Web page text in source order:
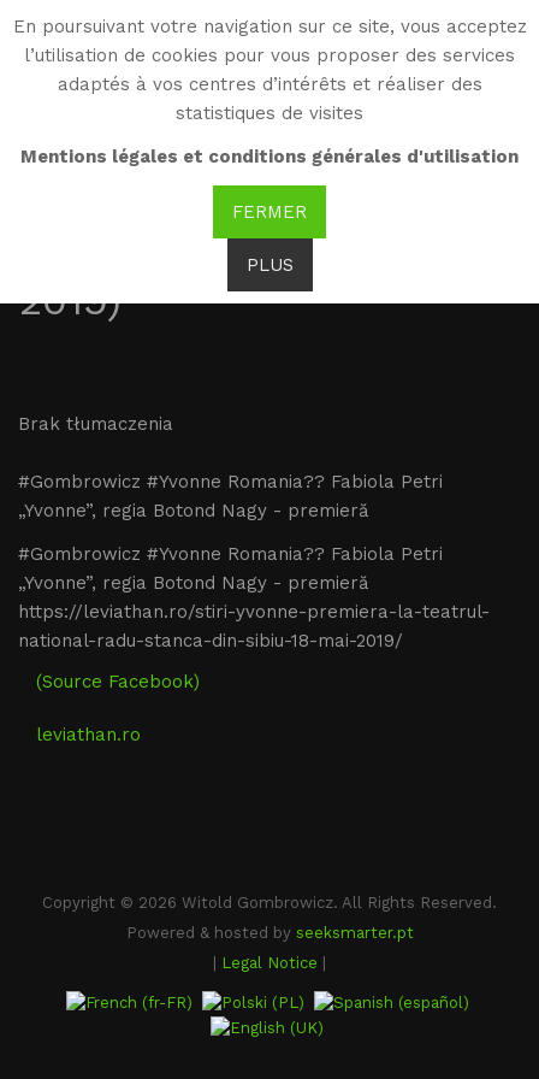
En poursuivant votre navigation sur ce site, vous acceptez
l’utilisation de cookies pour vous proposer des services
adaptés à vos centres d’intérêts et réaliser des
statistiques de visites
Mentions légales et conditions générales d'utilisation
FERMER
PLUS
WG
Witold Gombrowicz
Știri: ”Yvonne”, premieră
la Teatrul Național ”Radu
Stanca” din Sibiu (18 mai
2019)
Brak tłumaczenia
#Gombrowicz #Yvonne Romania?? Fabiola Petri
„Yvonne”, regia Botond Nagy - premieră
#Gombrowicz #Yvonne Romania?? Fabiola Petri
„Yvonne”, regia Botond Nagy - premieră
https://leviathan.ro/stiri-yvonne-premiera-la-teatrul-
national-radu-stanca-din-sibiu-18-mai-2019/
(Source Facebook)
leviathan.ro
Copyright © 2026 Witold Gombrowicz. All Rights Reserved.
Powered & hosted by seeksmarter.pt
Legal Notice